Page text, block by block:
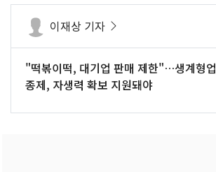
이재상 기자
"떡볶이떡, 대기업 판매 제한"…생계형업
종제, 자생력 확보 지원돼야